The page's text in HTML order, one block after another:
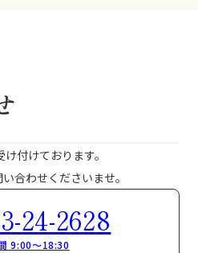
付けております。
合わせくださいませ。
24-2628
9:00～18:30